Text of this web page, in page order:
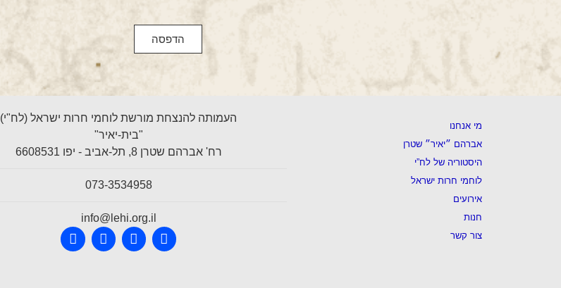
הדפסה
מי אנחנו
אברהם ״יאיר״ שטרן
היסטוריה של לח”י
לוחמי חרות ישראל
אירועים
חנות
צור קשר
העמותה להנצחת מורשת לוחמי חרות ישראל (לח"י)
"בית-יאיר"
רח' אברהם שטרן 8, תל-אביב - יפו 6608531
073-3534958
info@lehi.org.il